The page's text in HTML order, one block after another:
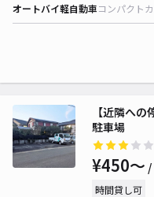
オートバイ軽自動車コンパクト
【近隣へ
駐車場
¥450〜 /
時間貸し可